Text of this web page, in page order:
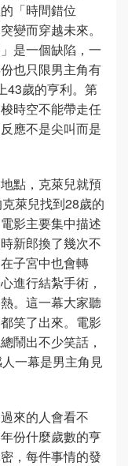
「時間錯位
變而穿越未來。
是一個缺陷，一
也只限男主角有
43歲的亨利。第
時空不能帶走任
應不是尖叫而是
點，克萊兒就預
萊兒找到28歲的
影主要集中描述
新郎換了幾次不
子宮中也會轉
進行結紮手術，
。這一幕大家聽
笑了出來。電影
鬧出不少笑話，
一幕是男主角見
來的人會看不
份什麼歲數的亨
，每件事情的發